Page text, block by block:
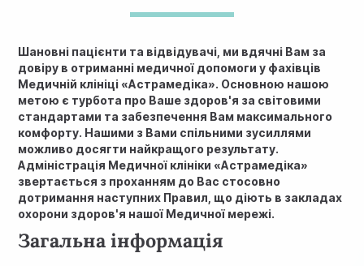
Шановні пацієнти та відвідувачі, ми вдячні Вам за
довіру в отриманні медичної допомоги у фахівців
Медичній клініці «Астрамедіка». Основною нашою
метою є турбота про Ваше здоров'я за світовими
стандартами та забезпечення Вам максимального
комфорту. Нашими з Вами спільними зусиллями
можливо досягти найкращого результату.
Адміністрація Медичної клініки «Астрамедіка»
звертається з проханням до Вас стосовно
дотримання наступних Правил, що діють в закладах
охорони здоров'я нашої Медичної мережі.
Загальна інформація